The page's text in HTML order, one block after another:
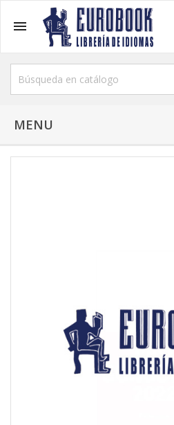

MENU